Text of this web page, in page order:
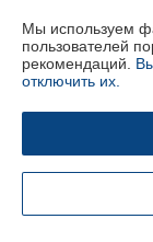
Регистрационный
УНП: 192412723
Регистрационный
Дата регистрации
Ссылка на
Местонахождение
Мы используем
пользователей
рекомендаций.
отключить их.